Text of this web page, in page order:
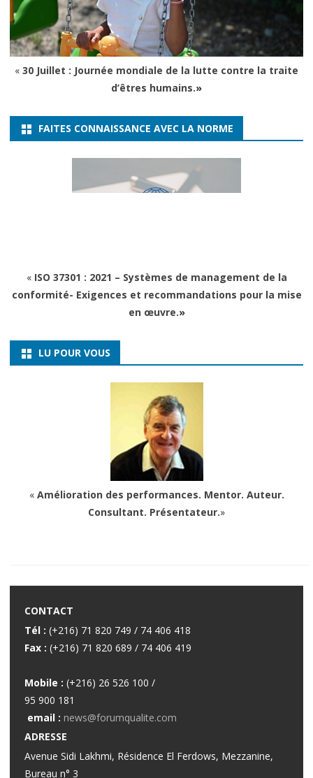
« 30 Juillet : Journée mondiale de la lutte contre la traite
d’êtres humains.»
FAITES CONNAISSANCE AVEC LA NORME
« ISO 37301 : 2021 – Systèmes de management de la
conformité- Exigences et recommandations pour la mise
en œuvre.»
LU POUR VOUS
« Amélioration des performances. Mentor. Auteur.
Consultant. Présentateur.»
CONTACT
Tél : (+216) 71 820 749 / 74 406 418
Fax : (+216) 71 820 689 / 74 406 419
Mobile : (+216) 26 526 100 /
95 900 181
email : news@forumqualite.com
ADRESSE
Avenue Sidi Lakhmi, Résidence El Ferdows, Mezzanine,
Bureau n° 3